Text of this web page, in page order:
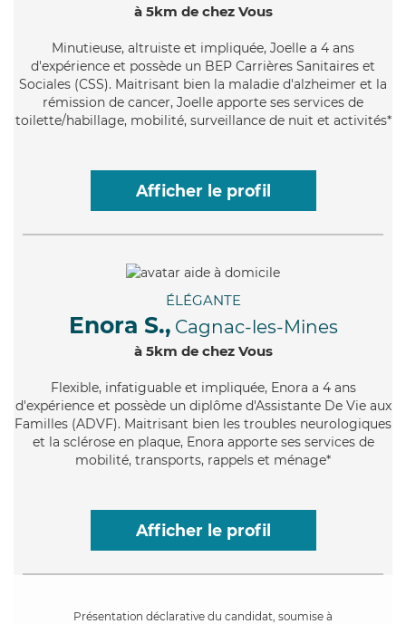
à 5km de chez Vous
Minutieuse, altruiste et impliquée, Joelle a 4 ans
d'expérience et possède un BEP Carrières Sanitaires et
Sociales (CSS). Maitrisant bien la maladie d'alzheimer et la
rémission de cancer, Joelle apporte ses services de
toilette/habillage, mobilité, surveillance de nuit et activités*
Afficher le profil
ÉLÉGANTE
Enora S., Cagnac-les-Mines
à 5km de chez Vous
Flexible, infatiguable et impliquée, Enora a 4 ans
d'expérience et possède un diplôme d'Assistante De Vie aux
Familles (ADVF). Maitrisant bien les troubles neurologiques
et la sclérose en plaque, Enora apporte ses services de
mobilité, transports, rappels et ménage*
Afficher le profil
Présentation déclarative du candidat, soumise à